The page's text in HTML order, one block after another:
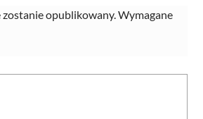
opublikowany. Wymagane